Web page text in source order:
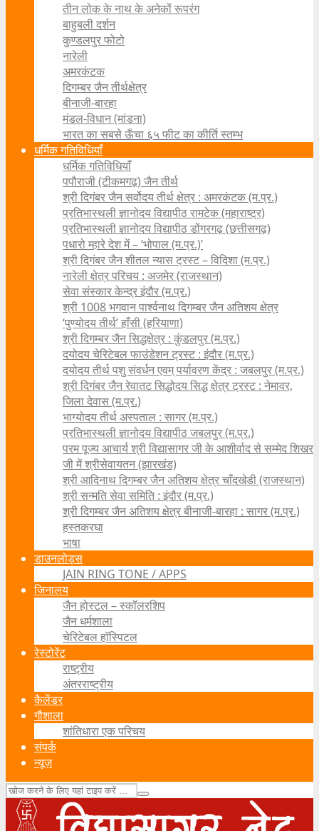
तीन लोक के नाथ के अनेकों रूपरंग
बाहुबली दर्शन
कुण्डलपुर फोटो
नारेली
अमरकंटक
दिगम्बर जैन तीर्थक्षेत्र
बीनाजी-बारहा
मंडल-विधान (मांडना)
भारत का सबसे ऊँचा ६५ फीट का कीर्ति स्तम्भ
धर्मिक गतिविधियाँ
धर्मिक गतिविधियाँ
पपौराजी (टीकमगढ़) जैन तीर्थ
श्री दिगंबर जैन सर्वोदय तीर्थ क्षेत्र : अमरकंटक (म.प्र.)
प्रतिभास्थली ज्ञानोदय विद्यापीठ रामटेक (महाराष्ट्र)
प्रतिभास्थली ज्ञानोदय विद्यापीठ डोंगरगढ़ (छत्तीसगढ़)
पधारो म्हारे देश में – ‘भोपाल (म.प्र.)’
श्री दिगंबर जैन शीतल न्यास ट्रस्ट – विदिशा (म.प्र.)
नारेली क्षेत्र परिचय : अजमेर (राजस्थान)
सेवा संस्कार केन्द्र इंदौर (म.प्र.)
श्री 1008 भगवान पार्श्वनाथ दिगम्बर जैन अतिशय क्षे‍त्र
‘पुण्योदय तीर्थ’ हाँसी (हरियाणा)
श्री दिगम्बर जैन सिद्धक्षेत्र : कुंडलपुर (म.प्र.)
दयोदय चेरिटेबल फाउंडेशन ट्रस्ट : इंदौर (म.प्र.)
दयोदय तीर्थ पशु संवर्धन एवम्‌ पर्यावरण केंद्र : जबलपुर (म.प्र.)
श्री दिगंबर जैन रेवातट सिद्धोदय सिद्ध क्षेत्र ट्रस्ट : नेमावर,
जिला देवास (म.प्र.)
भाग्योदय तीर्थ अस्पताल : सागर (म.प्र.)
प्रतिभास्थली ज्ञानोदय विद्यापीठ जबलपुर (म.प्र.)
परम पूज्य आचार्य श्री विद्यासागर जी के आशीर्वाद से सम्मेद शिखर
जी में श्रीसेवायतन (झारखंड)
श्री आदिनाथ दिगम्बर जैन अतिशय क्षेत्र चाँदखेडी (राजस्थान)
श्री सन्मति सेवा समिति : इंदौर (म.प्र.)
श्री दिगम्बर जैन अतिशय क्षेत्र बीनाजी-बारहा : सागर (म.प्र.)
हस्तकरघा
भाषा
डाउनलोड्स
JAIN RING TONE / APPS
जिनालय
जैन होस्टल – स्कॉलरशिप
जैन धर्मशाला
चेरिटेबल हॉस्पिटल
रेस्टोरेंट
राष्ट्रीय
अंतरराष्ट्रीय
कैलेंडर
गौशाला
शांतिधारा एक परिचय
संपर्क
न्यूज़